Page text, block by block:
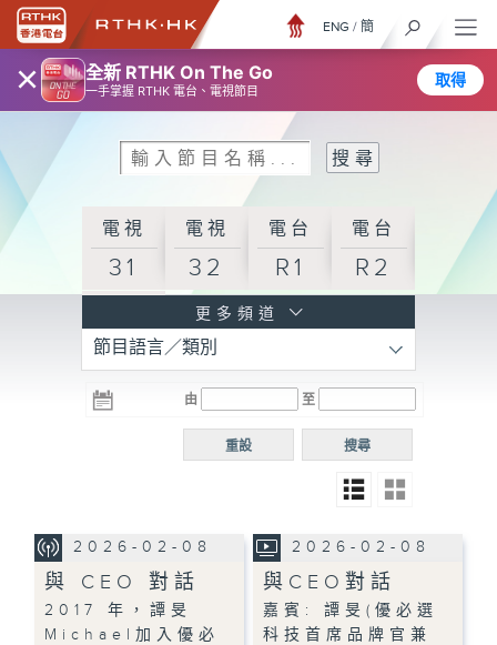
× 全新 RTHK On The Go
一手掌握 RTHK 電台、電視節目
取得
ENG / 簡
電視
31
電視
32
電台
R1
電台
R2
R3
電台 電台
R5
電台
普通
更多頻道
節目語言／類別
由 至
搜尋
重設
2026-02-08
與 CEO 對話
2017 年，譚旻
Michael加入優必
2026-02-08
與CEO對話
嘉賓: 譚旻(優必選
科技首席品牌官兼